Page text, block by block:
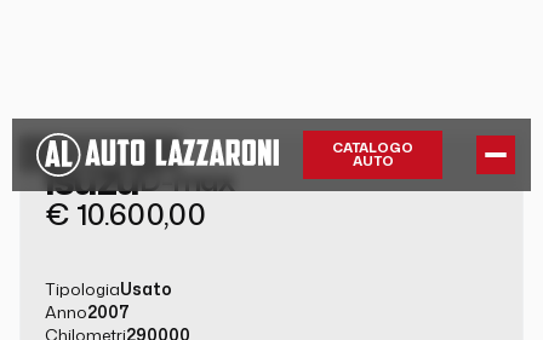
CATALOGO
AUTO
IsuzuD-max
€ 10.600,00
TipologiaUsato
Anno2007
Chilometri290000
GUARDA LA
GALLERY